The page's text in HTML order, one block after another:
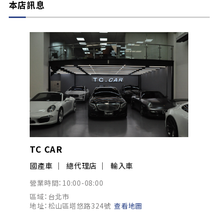
本店訊息
TC CAR
國產車 總代理店 輸入車
營業時間：10:00-08:00
區域：台北市
地址：松山區塔悠路324號 查看地圖